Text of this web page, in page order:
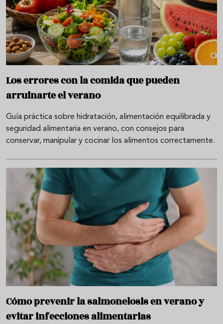
Los errores con la comida que pueden
arruinarte el verano
Guía práctica sobre hidratación, alimentación equilibrada y
seguridad alimentaria en verano, con consejos para
conservar, manipular y cocinar los alimentos correctamente.
Cómo prevenir la salmonelosis en verano y
evitar infecciones alimentarias